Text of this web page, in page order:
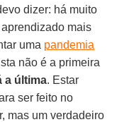
dizer: há muito
aprendizado mais
uma pandemia
não é a primeira
a última. Estar
ser feito no
mas um verdadeiro